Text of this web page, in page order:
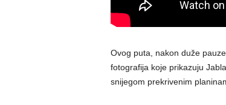
Ovog puta, nakon duže
fotografija koje prikazuju
snijegom prekrivenim